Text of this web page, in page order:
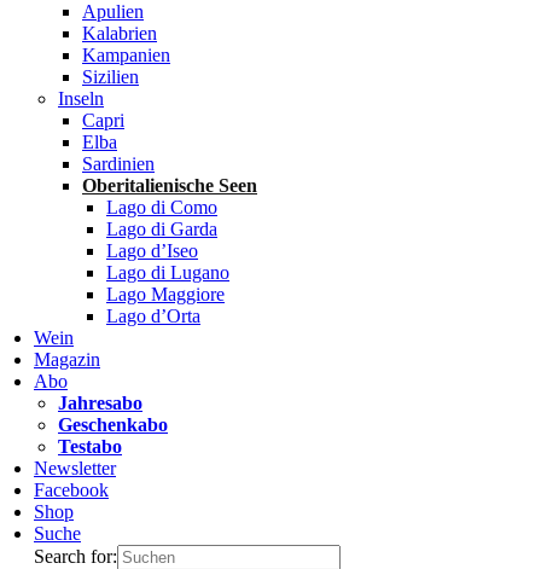
Apulien
Kalabrien
Kampanien
Sizilien
Inseln
Capri
Elba
Sardinien
Oberitalienische Seen
Lago di Como
Lago di Garda
Lago d’Iseo
Lago di Lugano
Lago Maggiore
Lago d’Orta
Wein
Magazin
Abo
Jahresabo
Geschenkabo
Testabo
Newsletter
Facebook
Shop
Suche
Search for: